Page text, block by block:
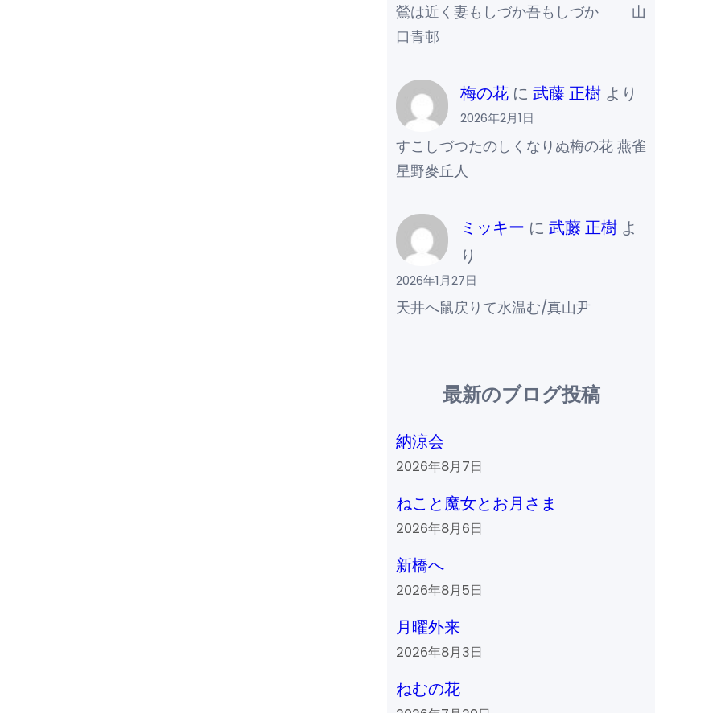
鶯は近く妻もしづか吾もしづか 山
口青邨
梅の花に 武藤 正樹より
2026年2月1日
すこしづつたのしくなりぬ梅の花 燕雀
星野麥丘人
ミッキー に 武藤 正樹よ
り
2026年1月27日
天井へ鼠戻りて水温む/真山尹
最新のブログ投稿
納涼会
2026年8月7日
ねこと魔女とお月さま
2026年8月6日
新橋へ
2026年8月5日
月曜外来
2026年8月3日
ねむの花